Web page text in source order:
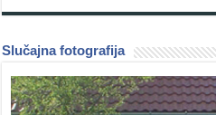
Slučajna fotografija